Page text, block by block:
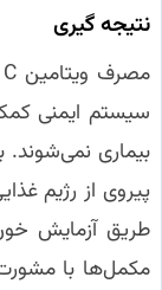
نتیجه‌ گیری
سیستم ایمنی کمک
بیماری
پیروی از رژیم
طریق آزمایش
مکمل‌ها با